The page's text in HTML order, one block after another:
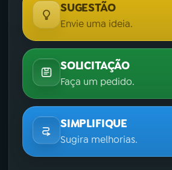
SUGESTÃO
Envie uma ideia.
SOLICITAÇÃO
Faça um pedido.
SIMPLIFIQUE
Sugira melhorias.